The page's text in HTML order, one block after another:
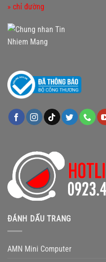
» chỉ đường
ĐÁNH DẤU TRANG
AMN Mini Computer